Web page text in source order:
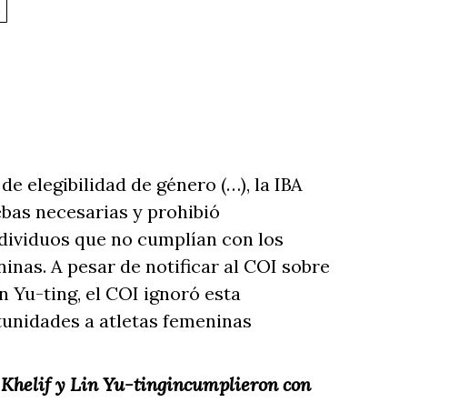
elegibilidad de género (…), la IBA
necesarias y prohibió
que no cumplían con los
A pesar de notificar al COI sobre
Yu-ting, el COI ignoró esta
a atletas femeninas
Khelif y Lin Yu-tingincumplieron con